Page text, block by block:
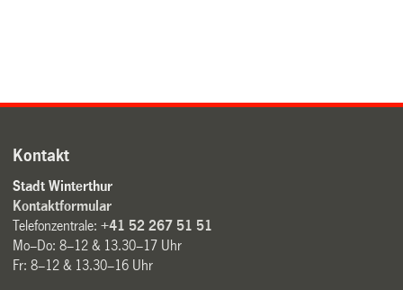
Kontakt
Stadt Winterthur
Kontaktformular
Telefonzentrale:+41 52 267 51 51
Mo–Do: 8–12 & 13.30–17 Uhr
Fr: 8–12 & 13.30–16 Uhr